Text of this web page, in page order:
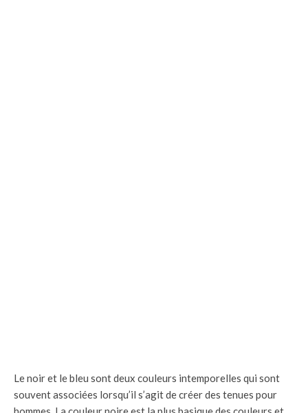
Le noir et le bleu sont deux couleurs intemporelles qui sont
souvent associées lorsqu’il s’agit de créer des tenues pour